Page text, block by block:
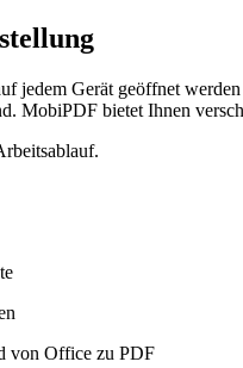
jedem Gerät geöffnet
MobiPDF bietet Ihnen
von Office zu PDF